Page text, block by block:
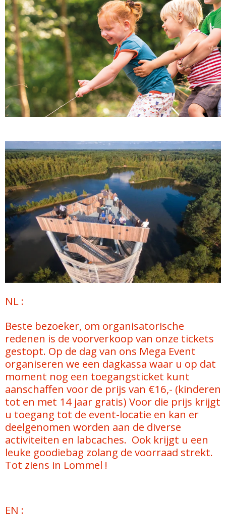
NL :
Beste bezoeker, om organisatorische
redenen is de voorverkoop van onze tickets
gestopt. Op de dag van ons Mega Event
organiseren we een dagkassa waar u op dat
moment nog een toegangsticket kunt
aanschaffen voor de prijs van €16,- (kinderen
tot en met 14 jaar gratis) Voor die prijs krijgt
u toegang tot de event-locatie en kan er
deelgenomen worden aan de diverse
activiteiten en labcaches. Ook krijgt u een
leuke goodiebag zolang de voorraad strekt.
Tot ziens in Lommel !
EN :